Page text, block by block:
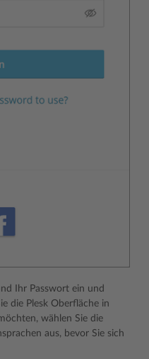
Ihr Passwort ein und
die Plesk Oberfläche in
wählen Sie die
aus, bevor Sie sich